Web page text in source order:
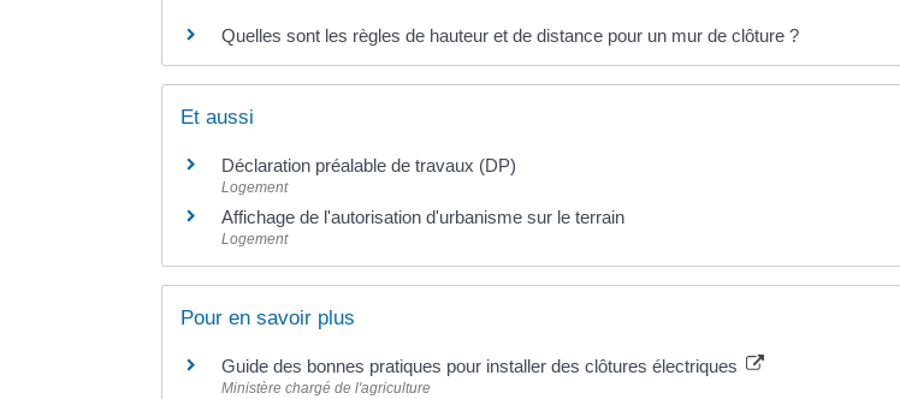
Quelles sont les règles de hauteur et de distance pour un mur de clôture ?
Et aussi
Déclaration préalable de travaux (DP)
Logement
Affichage de l'autorisation d'urbanisme sur le terrain
Logement
Pour en savoir plus
Guide des bonnes pratiques pour installer des clôtures électriques
Ministère chargé de l'agriculture